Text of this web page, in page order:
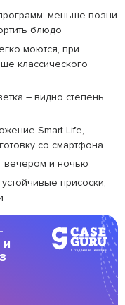
меньше возни
блюдо
моются, при
классического
– видно степень
Smart Life,
со смартфона
вечером и ночью
присоски,